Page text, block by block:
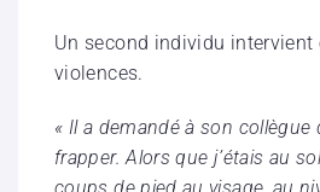
Un second individu intervient
violences.
« Il a demandé à son collègue
frapper. Alors que j’étais au